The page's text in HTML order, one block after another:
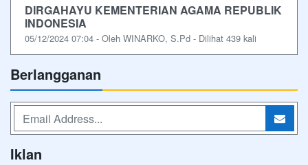
DIRGAHAYU KEMENTERIAN AGAMA REPUBLIK
INDONESIA
05/12/2024 07:04 - Oleh WINARKO, S.Pd - Dilihat 439 kali
Berlangganan
Iklan